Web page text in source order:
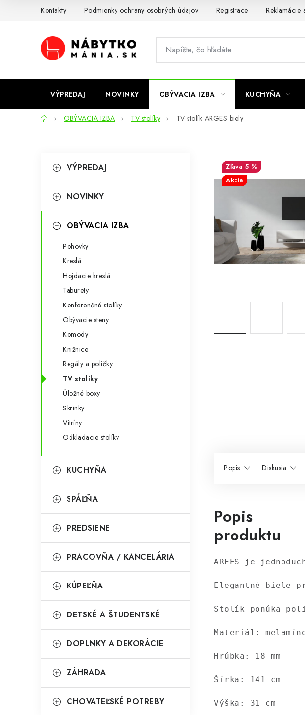
Kontakty Podmienky ochrany osobných údajov Registrace Reklamácie
VÝPREDAJ NOVINKY OBÝVACIA IZBA KUCHYŇA
DomovOBÝVACIA IZBA TV stolíky TV stolík ARGES biely
o
n
kategórie
a
e
VÝPREDAJ
NOVINKY
OBÝVACIA IZBA
Pohovky
Kreslá
Hojdacie kreslá
Taburety
Konferenčné stolíky
Obývacie steny
Komody
Knižnice
Regály a poličky
TV stolíky
Úložné boxy
Skrinky
Vitríny
Odkladacie stolíky
KUCHYŇA
SPÁĽŇA
PREDSIENE
PRACOVŇA / KANCELÁRIA
KÚPEĽŇA
DETSKÉ A ŠTUDENTSKÉ
DOPLNKY A DEKORÁCIE
ZÁHRADA
CHOVATEĽSKÉ POTREBY
5 %
Akcia
Popis Diskusia
Popis
produktu
ARFES je
Elegantné biele
Stolík ponúka
Materiál:
Hrúbka: 18 mm
Šírka: 141 cm
Výška: 31 cm